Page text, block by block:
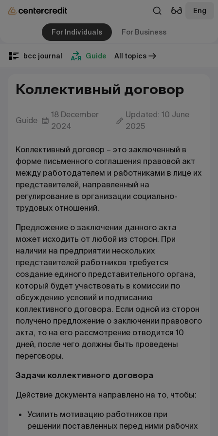
Eng
For Individuals For Business
bcc journal Guide All topics
Коллективный договор
Guide
18 December
2024
Updated: 10 June
2025
Коллективный договор – это заключенный в
форме письменного соглашения правовой акт
между работодателем и работниками в лице их
представителей, направленный на
регулирование в организации социально-
трудовых отношений.
Предложение о заключении данного акта
может исходить от любой из сторон. При
наличии на предприятии нескольких
представителей работников требуется
создание единого представительного органа,
который будет участвовать в комиссии по
обсуждению условий и подписанию
коллективного договора. Если одной из сторон
получено предложение о заключении правового
акта, то на его рассмотрение отводится 10
дней, после чего должны быть проведены
переговоры.
Задачи коллективного договора
Действие документа направлено на то, чтобы:
Усилить мотивацию работников при
решении поставленных перед ними рабочих